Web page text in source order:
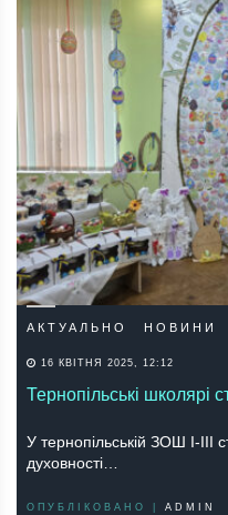
АКТУАЛЬНО НОВИНИ
16 КВІТНЯ 2025, 12:12
Тернопільські школярі
У тернопільській ЗОШ І-ІІІ
духовності…
ОПУБЛІКОВАНО | ADMIN